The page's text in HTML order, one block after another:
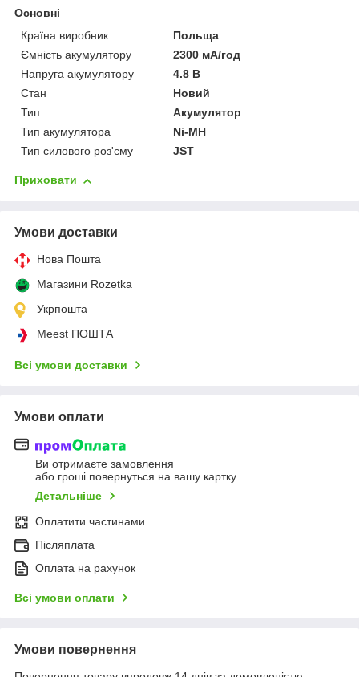
Основні
Країна виробник
Польща
Ємність акумулятору
2300 мА/год
Напруга акумулятору
4.8 В
Стан
Новий
Тип
Акумулятор
Тип акумулятора
Ni-MH
Тип силового роз'єму
JST
Приховати
Умови доставки
Нова Пошта
Магазини Rozetka
Укрпошта
Meest ПОШТА
Всі умови доставки
Умови оплати
Ви отримаєте замовлення
або гроші повернуться на вашу картку
Детальніше
Оплатити частинами
Післяплата
Оплата на рахунок
Всі умови оплати
Умови повернення